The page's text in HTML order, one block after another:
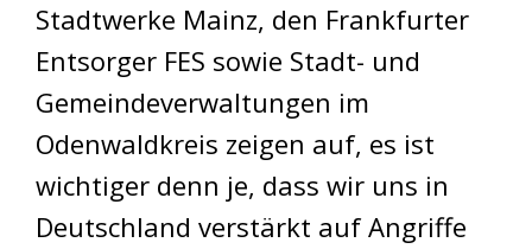
Stadtwerke Mainz, den Frankfurter
Entsorger FES sowie Stadt- und
Gemeindeverwaltungen im
Odenwaldkreis zeigen auf, es ist
wichtiger denn je, dass wir uns in
Deutschland verstärkt auf Angriffe